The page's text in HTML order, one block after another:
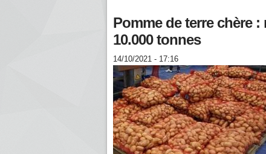
Pomme de terre chère
10.000 tonnes
14/10/2021 - 17:16